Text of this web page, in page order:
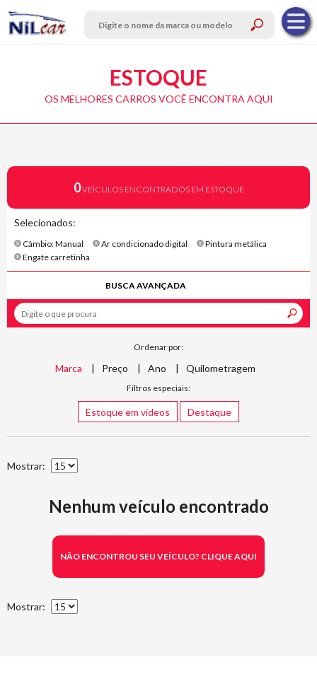
ESTOQUE
OS MELHORES CARROS VOCÊ ENCONTRA AQUI
0VEÍCULOS ENCONTRADOS EM ESTOQUE
Selecionados:
Câmbio: Manual Ar condicionado digital
Pintura metálica
Engate carretinha
BUSCA AVANÇADA
Ordenar por:
Marca Preço Ano Quilometragem
Filtros especiais:
Estoque em vídeos Destaque
Mostrar:
Nenhum veículo encontrado
NÃO ENCONTROU SEU VEÍCULO? CLIQUE AQUI
Mostrar: